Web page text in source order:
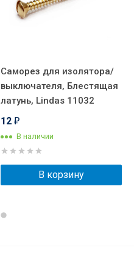
Саморез для изолятора/
выключателя, Блестящая
латунь, Lindas 11032
12 ₽
В наличии
В корзину